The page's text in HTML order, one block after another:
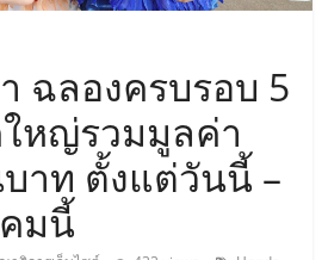
ฉลองครบรอบ 5
หญ่รวมมูลค่า
าท ตั้งแต่วันนี้ –
มนี้